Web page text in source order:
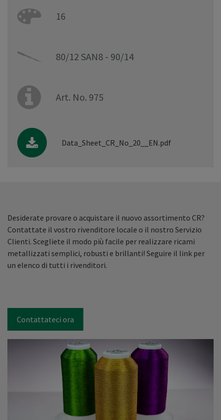
16
80/12 SAN8 - 90/14
Art. No. 975
Data_Sheet_CR_No_20__EN.pdf
Desiderate provare o acquistare il nuovo assortimento CR?
Contattate il vostro rivenditore locale o il nostro Servizio
Clienti. Scegliete il modo più facile per realizzare ricami
metallizzati semplici, robusti e brillanti! Seguire il link per
un elenco di tutti i rivenditori.
Contattateci ora